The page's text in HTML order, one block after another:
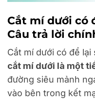
Cắt mí dưới có
Câu trả lời
Cắt mí dưới có để
cắt mí dưới là một
đường siêu mảnh
vào bên trong kết